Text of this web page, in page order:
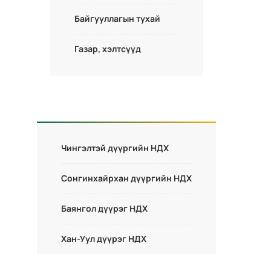
Байгууллагын тухай
Газар, хэлтсүүд
Чингэлтэй дүүргийн НДХ
Сонгинхайрхан дүүргийн НДХ
Баянгол дүүрэг НДХ
Хан-Уул дүүрэг НДХ